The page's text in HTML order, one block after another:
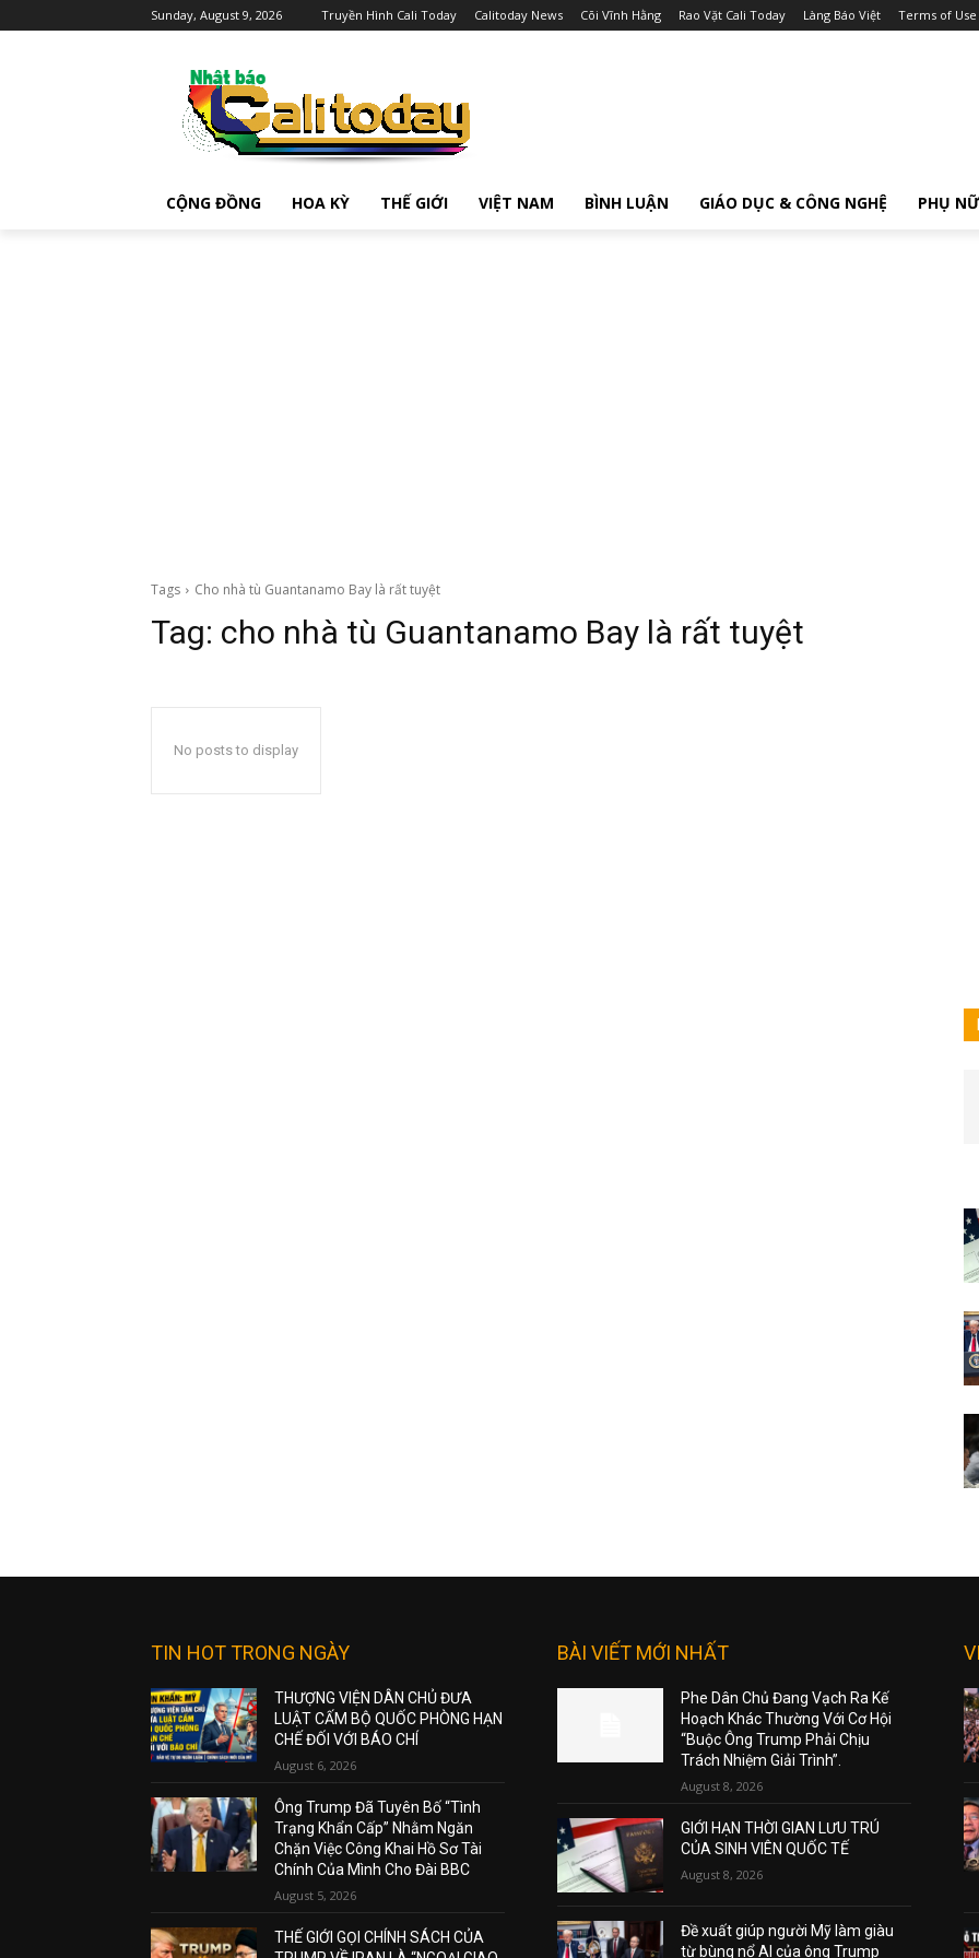
Sunday, August 9, 2026 Truyền Hình Cali Today Calitoday News Cõi Vĩnh Hằng Rao Vặt Cali Today Làng Báo Việt Terms of Use
CỘNG ĐỒNG HOA KỲ THẾ GIỚI VIỆT NAM BÌNH LUẬN GIÁO DỤC & CÔNG NGHỆ PHỤ NỮ
Tags Cho nhà tù Guantanamo Bay là rất tuyệt
Tag: cho nhà tù Guantanamo Bay là rất tuyệt
No posts to display
TIN HOT TRONG NGÀY
THƯỢNG VIỆN DÂN CHỦ ĐƯA
LUẬT CẤM BỘ QUỐC PHÒNG HẠN
CHẾ ĐỐI VỚI BÁO CHÍ
August 6, 2026
Ông Trump Đã Tuyên Bố “Tình
Trạng Khẩn Cấp” Nhằm Ngăn
Chặn Việc Công Khai Hồ Sơ Tài
Chính Của Mình Cho Đài BBC
August 5, 2026
THẾ GIỚI GỌI CHÍNH SÁCH CỦA
BÀI VIẾT MỚI NHẤT
Phe Dân Chủ Đang Vạch Ra Kế
Hoạch Khác Thường Với Cơ Hội
“Buộc Ông Trump Phải Chịu
Trách Nhiệm Giải Trình”.
August 8, 2026
GIỚI HẠN THỜI GIAN LƯU TRÚ
CỦA SINH VIÊN QUỐC TẾ
August 8, 2026
Đề xuất giúp người Mỹ làm giàu
từ bùng nổ AI của ông Trump